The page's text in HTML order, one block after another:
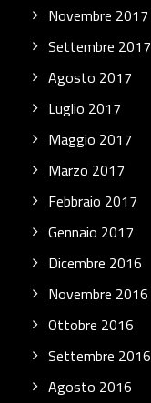
Novembre 2017
Settembre 2017
Agosto 2017
Luglio 2017
Maggio 2017
Marzo 2017
Febbraio 2017
Gennaio 2017
Dicembre 2016
Novembre 2016
Ottobre 2016
Settembre 2016
Agosto 2016